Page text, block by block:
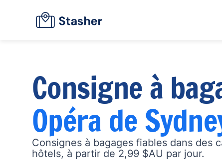
Consigne à
Opéra de
Consignes à bagages fiables dans des
hôtels, à partir de 2,99 $AU par jour.